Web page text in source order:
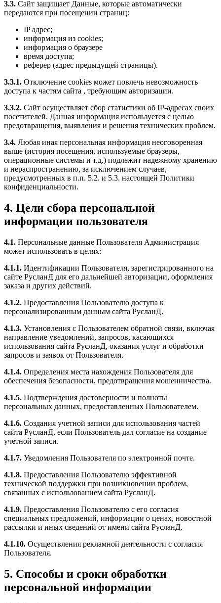
3.3. Сайт защищает Данные, которые автоматически
передаются при посещении страниц:
IP адрес;
информация из cookies;
информация о браузере
время доступа;
реферер (адрес предыдущей страницы).
3.3.1. Отключение cookies может повлечь невозможность
доступа к частям сайта , требующим авторизации.
3.3.2. Сайт осуществляет сбор статистики об IP-адресах своих
посетителей. Данная информация используется с целью
предотвращения, выявления и решения технических проблем.
3.4. Любая иная персональная информация неоговоренная
выше (история посещения, используемые браузеры,
операционные системы и т.д.) подлежит надежному хранению
и нераспространению, за исключением случаев,
предусмотренных в п.п. 5.2. и 5.3. настоящей Политики
конфиденциальности.
4. Цели сбора персональной
информации пользователя
4.1. Персональные данные Пользователя Администрация
может использовать в целях:
4.1.1. Идентификации Пользователя, зарегистрированного на
сайте РусланД для его дальнейшей авторизации, оформления
заказа и других действий.
4.1.2. Предоставления Пользователю доступа к
персонализированным данным сайта РусланД.
4.1.3. Установления с Пользователем обратной связи, включая
направление уведомлений, запросов, касающихся
использования сайта РусланД, оказания услуг и обработки
запросов и заявок от Пользователя.
4.1.4. Определения места нахождения Пользователя для
обеспечения безопасности, предотвращения мошенничества.
4.1.5. Подтверждения достоверности и полноты
персональных данных, предоставленных Пользователем.
4.1.6. Создания учетной записи для использования частей
сайта РусланД, если Пользователь дал согласие на создание
учетной записи.
4.1.7. Уведомления Пользователя по электронной почте.
4.1.8. Предоставления Пользователю эффективной
технической поддержки при возникновении проблем,
связанных с использованием сайта РусланД.
4.1.9. Предоставления Пользователю с его согласия
специальных предложений, информации о ценах, новостной
рассылки и иных сведений от имени сайта РусланД.
4.1.10. Осуществления рекламной деятельности с согласия
Пользователя.
5. Способы и сроки обработки
персональной информации